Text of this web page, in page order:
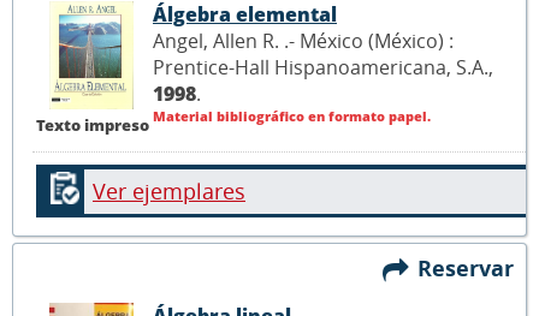
Texto impreso
Álgebra elemental
Angel, Allen R. .- México (México) :
Prentice-Hall Hispanoamericana, S.A.,
1998.
Material bibliográfico en formato papel.
Ver ejemplares
Reservar